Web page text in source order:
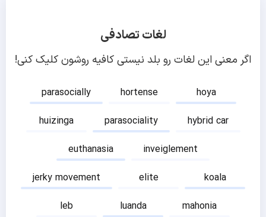
لغات تصادفی
اگر معنی این لغات رو بلد نیستی کافیه روشون کلیک کنی!
parasocially hortense
hoya
huizinga
parasociality
hybrid car
euthanasia
inveiglement
jerky movement
elite
koala
leb
luanda
mahonia